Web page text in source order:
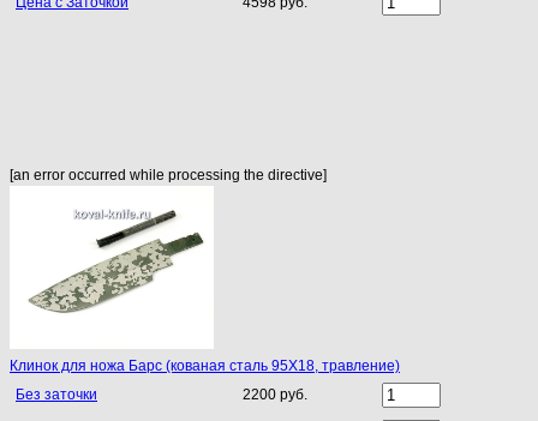
[an error occurred while processing the directive]
Клинок для ножа Барс (кованая сталь 95Х18, травление)
Без заточки
2200 руб.